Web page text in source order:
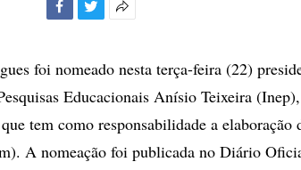
compartilhamento
foi nomeado nesta terça-feira (22)
Educacionais Anísio Teixeira
tem como responsabilidade a elaboração
A nomeação foi publicada no Diário